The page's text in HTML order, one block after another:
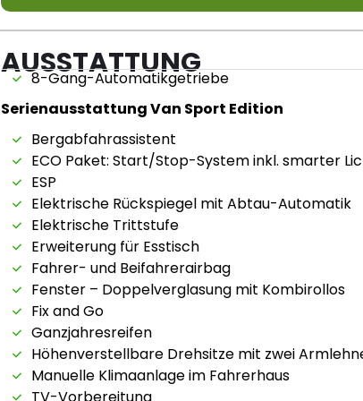
AUSSTATTUNG
8-Gang-Automatikgetriebe
Serienausstattung Van Sport Edition
Bergabfahrassistent
ECO Paket: Start/Stop-System inkl. smarter
ESP
Elektrische Rückspiegel mit Abtau-Automatik
Elektrische Trittstufe
Erweiterung für Esstisch
Fahrer- und Beifahrerairbag
Fenster – Doppelverglasung mit Kombirollos
Fix and Go
Ganzjahresreifen
Höhenverstellbare Drehsitze mit zwei
Manuelle Klimaanlage im Fahrerhaus
TV-Vorbereitung